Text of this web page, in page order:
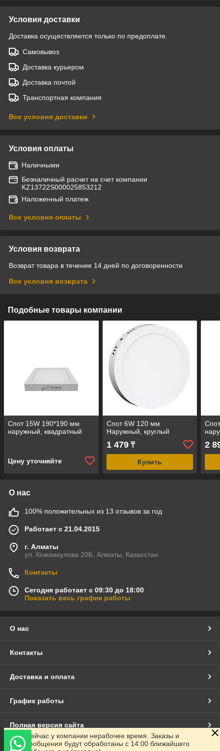
Условия доставки
Доставка осуществляется только по предоплате.
Самовывоз
Доставка курьером
Доставка почтой
Транспортная компания
Все условия доставки
Условия оплаты
Наличными
Безналичный расчет на счет компании
KZ13722S000025853212
Наложенный платеж
Все условия оплаты
Условия возврата
Возврат товара в течение 14 дней по договоренности
Все условия возврата
Подобные товары компании
Спот 15W 190*190 мм
наружный, квадратный
Цену уточняйте
Спот 6W 120 мм
Наружный, круглый
1 479₸
Купить
2
О нас
100% положительных из 13 отзывов за год
Работает с 21.04.2015
г. Алматы
ул. Кожамкулова 20Б, Алматы, Казахстан
Контакты
Сегодня работает с 09:30 до 18:00
Показать весь график работы
О нас
Контакты
Доставка и оплата
График работы
Полная версия сайта
Сайт создан на маркетплейсе
Сейчас у компании нерабочее время. Заказы и
сообщения будут обработаны с 14:00 ближайшего